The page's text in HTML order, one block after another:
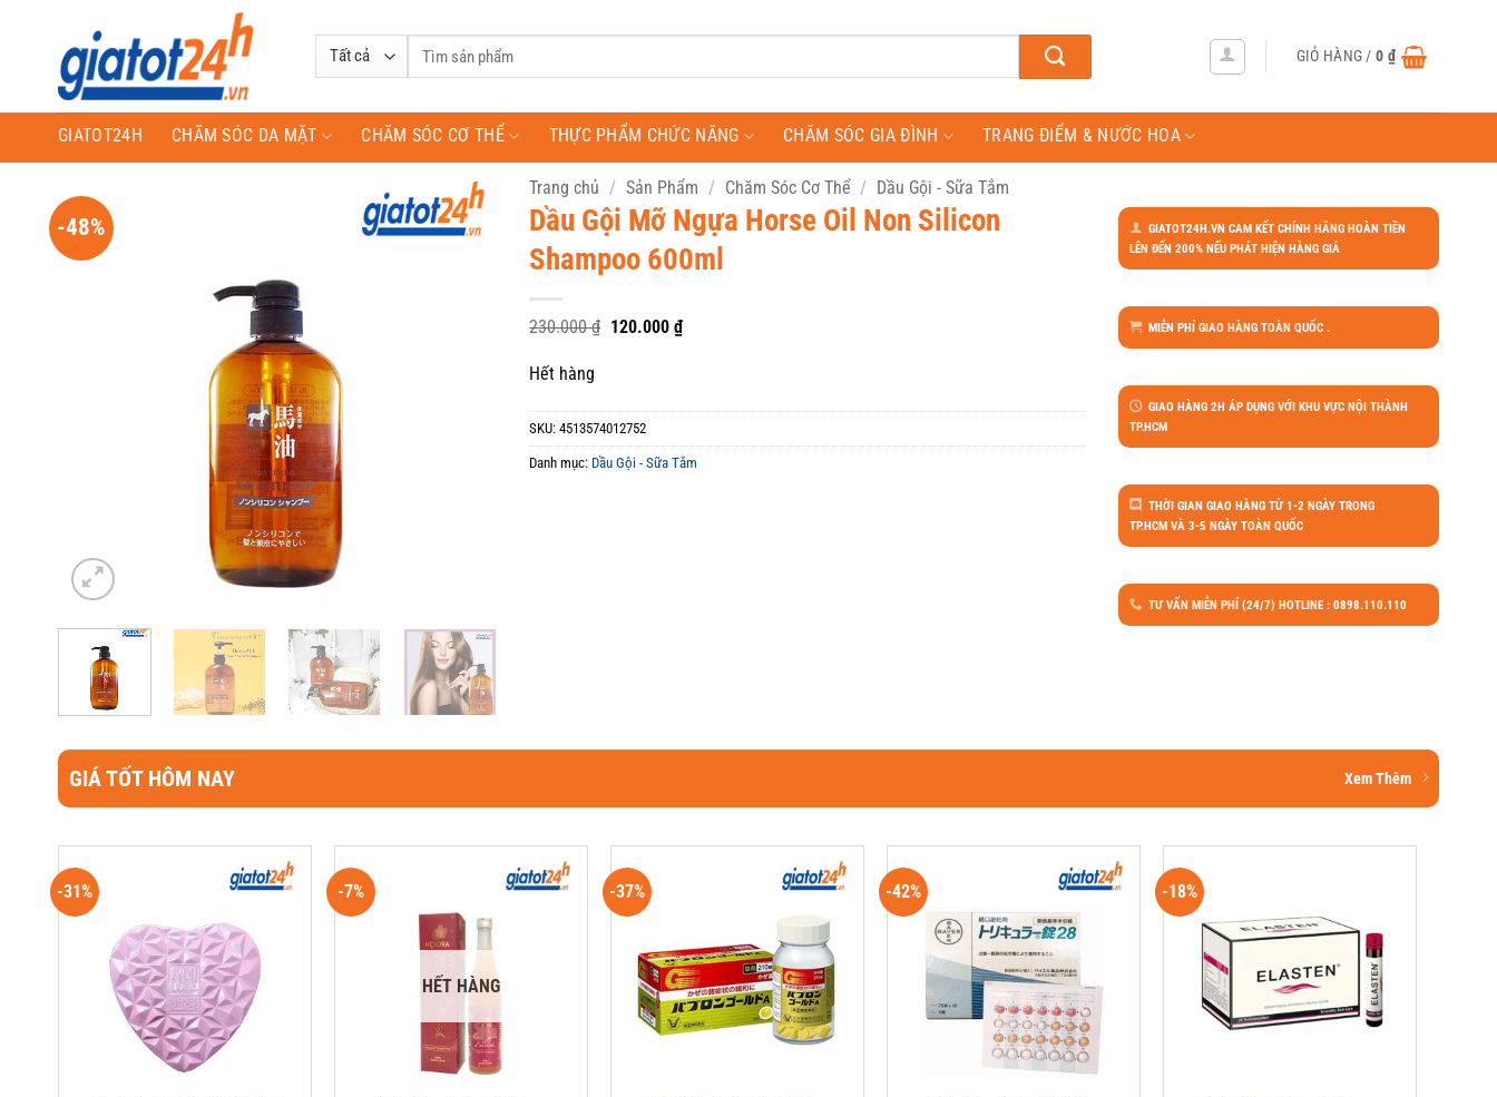
Tìm
GIỎ HÀNG /0 ₫
GIATOT24H CHĂM SÓC DA MẶT CHĂM SÓC CƠ THỂ THỰC PHẨM CHỨC NĂNG CHĂM SÓC GIA ĐÌNH TRANG ĐIỂM & NƯỚC HOA
-48%
Trang chủ / Sản Phẩm / Chăm Sóc Cơ Thể / Dầu Gội - Sữa Tắm
Dầu Gội Mỡ Ngựa Horse Oil Non Silicon
Shampoo 600ml
230.000₫ Giá
120.000₫Giá
hiện
Hết hàng
SKU:4513574012752
Danh mục: Dầu Gội - Sữa Tắm
GIATOT24H.VN CAM KẾT CHÍNH HÃNG HOÀN TIỀN
LÊN ĐẾN 200% NẾU PHÁT HIỆN HÀNG GIẢ
MIỄN PHÍ GIAO HÀNG TOÀN QUỐC .
GIAO HÀNG 2H ÁP DỤNG VỚI KHU VỰC NỘI THÀNH
TP.HCM
THỜI GIAN GIAO HÀNG TỪ 1-2 NGÀY TRONG
TP.HCM VÀ 3-5 NGÀY TOÀN QUỐC
TƯ VẤN MIỄN PHÍ (24/7) HOTLINE : 0898.110.110
GIÁ TỐT HÔM NAY Xem Thêm
-31% -7%
HẾT HÀNG
-37% -42% -18%